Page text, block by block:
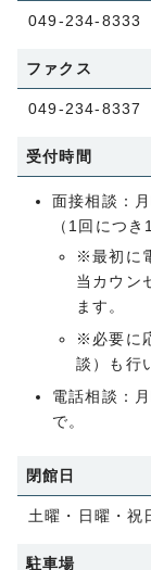
049-234-8333
ファクス
049-234-8337
受付時間
面接相談：
（1回につ
※最初に
当カウン
ます。
※必要に
談）も行
電話相談：
で。
閉館日
土曜・日曜・祝
駐車場